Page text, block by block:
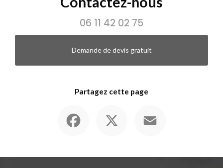
06 11 42 02 75
Demande de devis gratuit
Partagez cette page